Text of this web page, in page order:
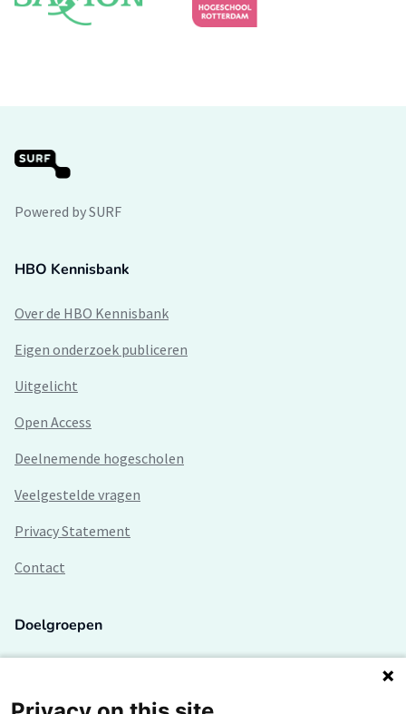
Powered by SURF
HBO Kennisbank
Over de HBO Kennisbank
Eigen onderzoek publiceren
Uitgelicht
Open Access
Deelnemende hogescholen
Veelgestelde vragen
Privacy Statement
Contact
Doelgroepen
Lectoren en onderzoekers